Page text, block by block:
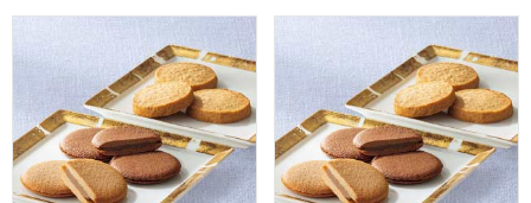
ゴディバ ラングドシャクッキーアソートメント(41枚入)【
ゴディバ ラングドシャクッ